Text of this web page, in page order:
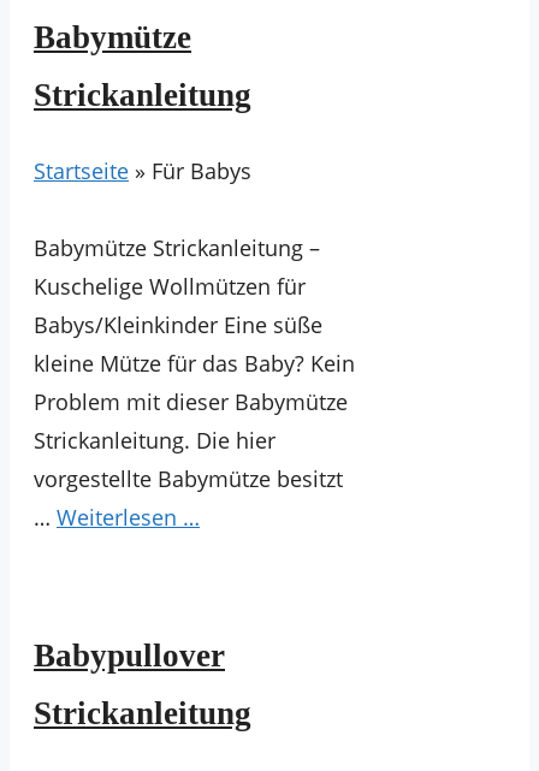
Babymütze
Strickanleitung
Startseite » Für Babys
Babymütze Strickanleitung –
Kuschelige Wollmützen für
Babys/Kleinkinder Eine süße
kleine Mütze für das Baby? Kein
Problem mit dieser Babymütze
Strickanleitung. Die hier
vorgestellte Babymütze besitzt
… Weiterlesen …
Babypullover
Strickanleitung